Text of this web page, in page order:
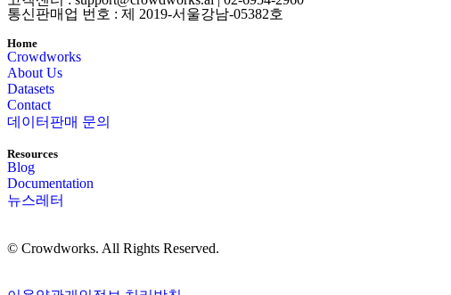
통신판매업 번호 : 제 2019-서울강남-05382호
Home
Crowdworks
About Us
Datasets
Contact
데이터판매 문의
Resources
Blog
Documentation
뉴스레터
© Crowdworks. All Rights Reserved.